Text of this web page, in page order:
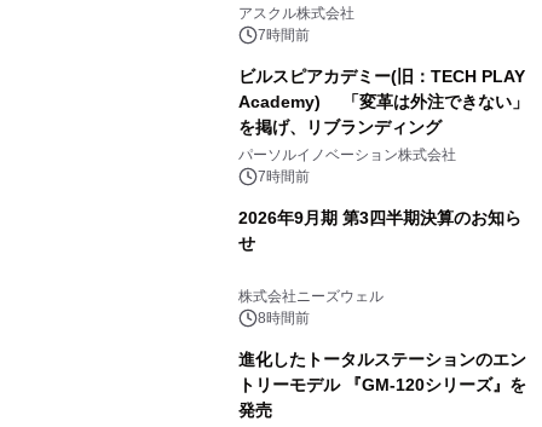
アスクル株式会社
7時間前
ビルスピアカデミー(旧：TECH PLAY
Academy) 「変革は外注できない」
を掲げ、リブランディング
パーソルイノベーション株式会社
7時間前
2026年9月期 第3四半期決算のお知ら
せ
株式会社ニーズウェル
8時間前
進化したトータルステーションのエン
トリーモデル 『GM-120シリーズ』を
発売